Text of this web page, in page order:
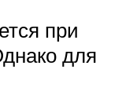
при
для